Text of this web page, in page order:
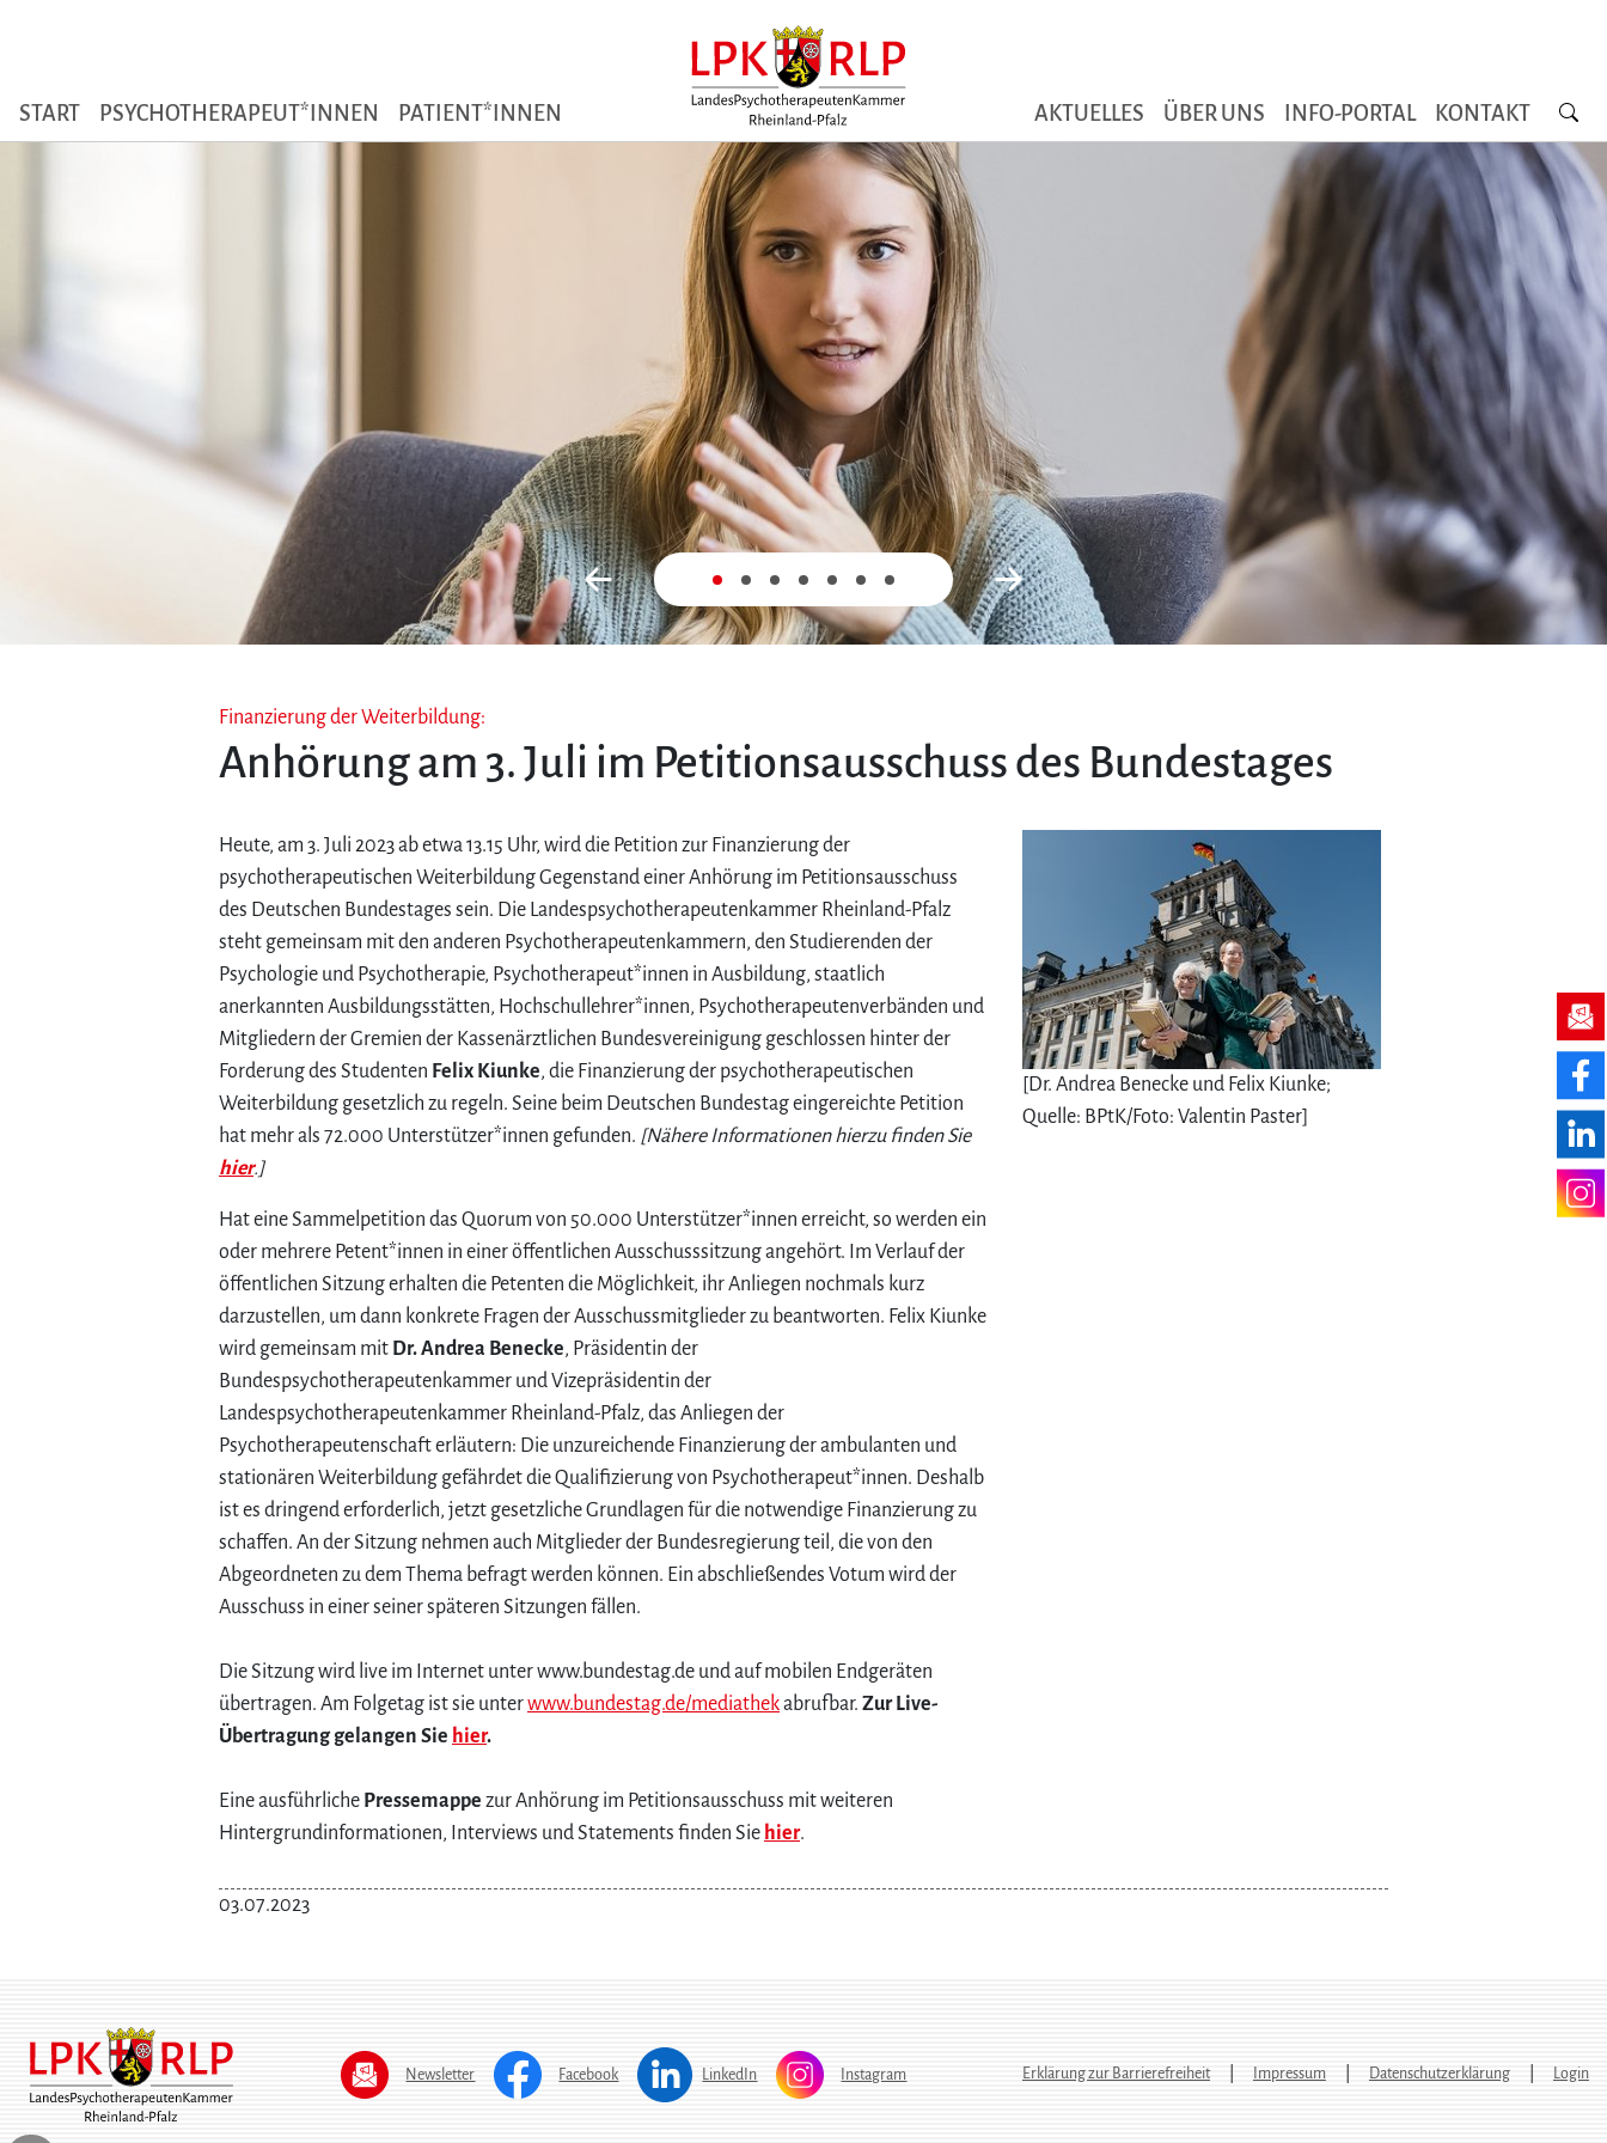
START PSYCHOTHERAPEUT*INNEN PATIENT*INNEN AKTUELLES ÜBER UNS INFO-PORTAL KONTAKT
Zurück Next
Finanzierung der Weiterbildung:
Anhörung am 3. Juli im Petitionsausschuss des Bundestages
Heute, am 3. Juli 2023 ab etwa 13.15 Uhr, wird die Petition zur Finanzierung der
psychotherapeutischen Weiterbildung Gegenstand einer Anhörung im Petitionsausschuss
des Deutschen Bundestages sein. Die Landespsychotherapeutenkammer Rheinland-Pfalz
steht gemeinsam mit den anderen Psychotherapeutenkammern, den Studierenden der
Psychologie und Psychotherapie, Psychotherapeut*innen in Ausbildung, staatlich
anerkannten Ausbildungsstätten, Hochschullehrer*innen, Psychotherapeutenverbänden und
Mitgliedern der Gremien der Kassenärztlichen Bundesvereinigung geschlossen hinter der
Forderung des Studenten Felix Kiunke, die Finanzierung der psychotherapeutischen
Weiterbildung gesetzlich zu regeln. Seine beim Deutschen Bundestag eingereichte Petition
hat mehr als 72.000 Unterstützer*innen gefunden. [Nähere Informationen hierzu finden Sie
hier.]
Hat eine Sammelpetition das Quorum von 50.000 Unterstützer*innen erreicht, so werden ein
oder mehrere Petent*innen in einer öffentlichen Ausschusssitzung angehört. Im Verlauf der
öffentlichen Sitzung erhalten die Petenten die Möglichkeit, ihr Anliegen nochmals kurz
darzustellen, um dann konkrete Fragen der Ausschussmitglieder zu beantworten. Felix Kiunke
wird gemeinsam mit Dr. Andrea Benecke, Präsidentin der
Bundespsychotherapeutenkammer und Vizepräsidentin der
Landespsychotherapeutenkammer Rheinland-Pfalz, das Anliegen der
Psychotherapeutenschaft erläutern: Die unzureichende Finanzierung der ambulanten und
stationären Weiterbildung gefährdet die Qualifizierung von Psychotherapeut*innen. Deshalb
ist es dringend erforderlich, jetzt gesetzliche Grundlagen für die notwendige Finanzierung zu
schaffen. An der Sitzung nehmen auch Mitglieder der Bundesregierung teil, die von den
Abgeordneten zu dem Thema befragt werden können. Ein abschließendes Votum wird der
Ausschuss in einer seiner späteren Sitzungen fällen.
Die Sitzung wird live im Internet unter www.bundestag.de und auf mobilen Endgeräten
übertragen. Am Folgetag ist sie unterwww.bundestag.de/mediathekabrufbar. Zur Live-
Übertragung gelangen Sie hier.
Eine ausführliche Pressemappe zur Anhörung im Petitionsausschuss mit weiteren
Hintergrundinformationen, Interviews und Statements finden Sie hier.
[Dr. Andrea Benecke und Felix Kiunke;
Quelle: BPtK/Foto: Valentin Paster]
03.07.2023
Newsletter Facebook LinkedIn Instagram Erklärung zur Barrierefreiheit Impressum Datenschutzerklärung Login